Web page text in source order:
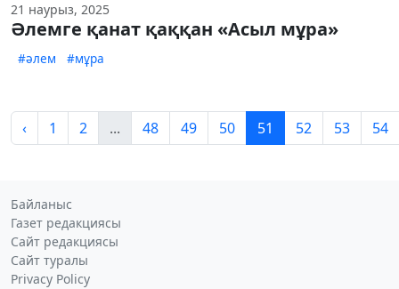
21 наурыз, 2025
Әлемге қанат қаққан «Асыл мұра»
#әлем #мұра
‹ 1 2 ... 48 49 50 51 52 53 54
Байланыс
Газет редакциясы
Сайт редакциясы
Сайт туралы
Privacy Policy